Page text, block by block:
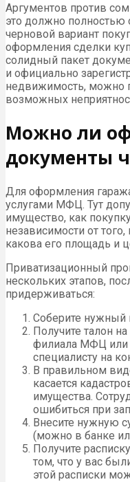
Аргументов против
это должно полностью
черновой вариант
оформления сделки
солидный пакет
и официально
недвижимость, можно
возможных
Можно ли
документы
Для оформления
услугами МФЦ. Тут
имущество, как
независимости от
какова его площадь и
Приватизационный
нескольких этапов,
придерживаться:
Соберите нужный
Получите талон
филиала МФЦ или
специалисту на
В правильном
касается
имущества.
ошибиться при
Внесите нужную
(можно в банке
Получите
том, что у вас
этой расписки